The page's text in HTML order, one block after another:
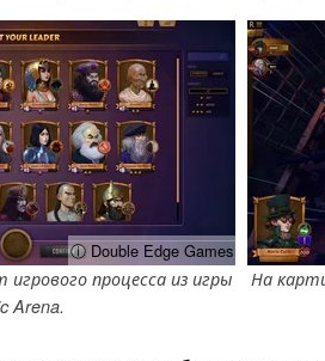
ⓘ Double Edge Games
процесса из игры
Arena.
На